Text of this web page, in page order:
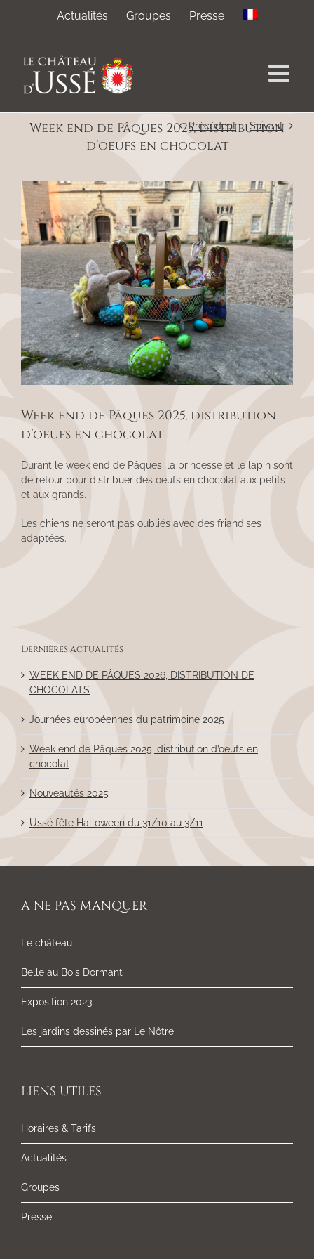
Actualités Groupes Presse
Week end de Pâques 2025, distribution
d’oeufs en chocolat
Précédent Suivant
Voir
l'image
agrandie
Week end de Pâques 2025, distribution
d’oeufs en chocolat
Durant le week end de Pâques, la princesse et le lapin sont
de retour pour distribuer des oeufs en chocolat aux petits
et aux grands.
Les chiens ne seront pas oubliés avec des friandises
adaptées.
Dernières actualités
WEEK END DE PÂQUES 2026, DISTRIBUTION DE
CHOCOLATS
Journées européennes du patrimoine 2025
Week end de Pâques 2025, distribution d’oeufs en
chocolat
Nouveautés 2025
Ussé fête Halloween du 31/10 au 3/11
A NE PAS MANQUER
Le château
Belle au Bois Dormant
Exposition 2023
Les jardins dessinés par Le Nôtre
LIENS UTILES
Horaires & Tarifs
Actualités
Groupes
Presse